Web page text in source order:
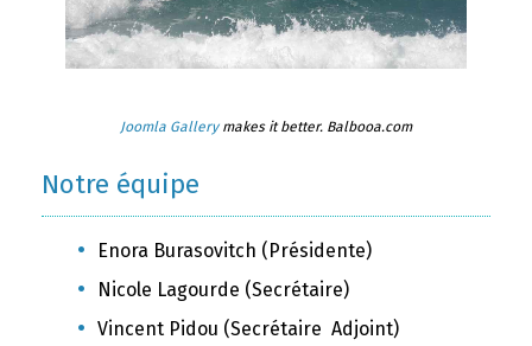
Joomla Gallerymakes it better. Balbooa.com
Notre équipe
Enora Burasovitch (Présidente)
Nicole Lagourde (Secrétaire)
Vincent Pidou (Secrétaire Adjoint)